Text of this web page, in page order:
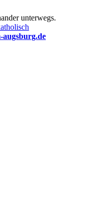
unterwegs.
augsburg.de